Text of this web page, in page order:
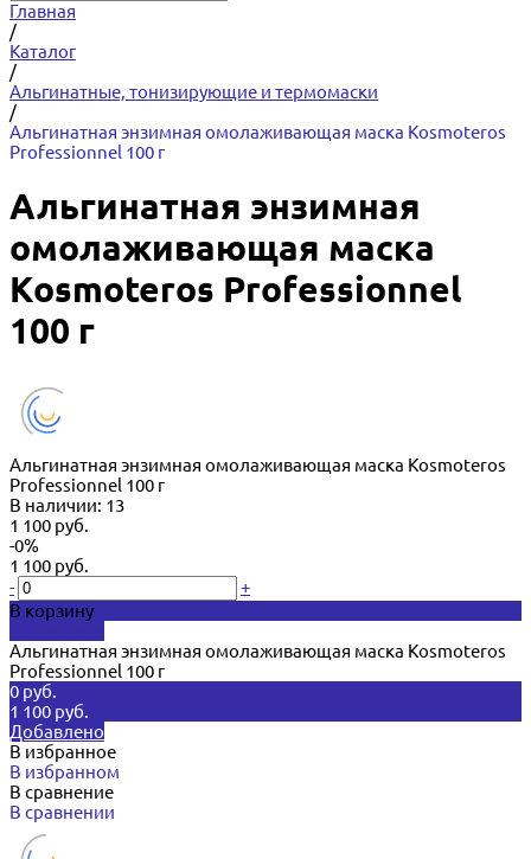
Главная
/
Каталог
/
Альгинатные, тонизирующие и термомаски
/
Альгинатная энзимная омолаживающая маска Kosmoteros
Professionnel 100 г
Альгинатная энзимная
омолаживающая маска
Kosmoteros Professionnel
100 г
Альгинатная энзимная омолаживающая маска Kosmoteros
Professionnel 100 г
В наличии: 13
1 100 руб.
-0%
1 100 руб.
-
+
В корзину
Альгинатная энзимная омолаживающая маска Kosmoteros
Professionnel 100 г
0 руб.
1 100 руб.
Добавлено
В избранное
В избранном
В сравнение
В сравнении